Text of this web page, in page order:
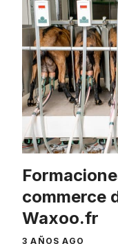
commerce
Waxoo.fr
3 AÑOS AGO